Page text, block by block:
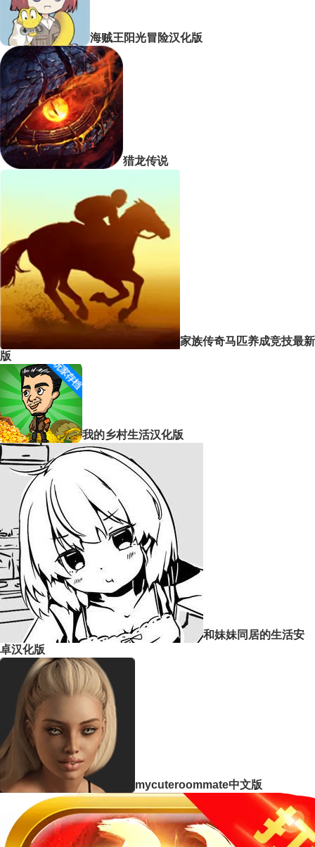
海贼王阳光冒险汉化版
猎龙传说
家族传奇马匹养成竞技最新
版
我的乡村生活汉化版
和妹妹同居的生活安
卓汉化版
mycuteroommate中文版